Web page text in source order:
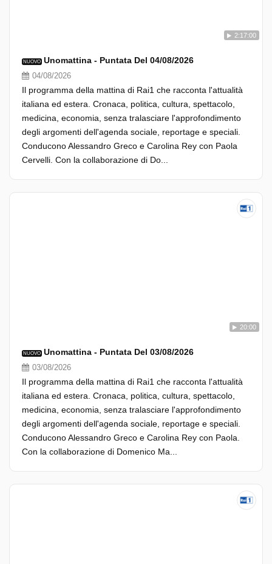
2:17:00
NUOVO Unomattina - Puntata Del 04/08/2026
04/08/2026
Il programma della mattina di Rai1 che racconta l'attualità
italiana ed estera. Cronaca, politica, cultura, spettacolo,
medicina, economia, senza tralasciare l'approfondimento
degli argomenti dell'agenda sociale, reportage e speciali.
Conducono Alessandro Greco e Carolina Rey con Paola
Cervelli. Con la collaborazione di Do...
20:00
NUOVO Unomattina - Puntata Del 03/08/2026
03/08/2026
Il programma della mattina di Rai1 che racconta l'attualità
italiana ed estera. Cronaca, politica, cultura, spettacolo,
medicina, economia, senza tralasciare l'approfondimento
degli argomenti dell'agenda sociale, reportage e speciali.
Conducono Alessandro Greco e Carolina Rey con Paola.
Con la collaborazione di Domenico Ma...